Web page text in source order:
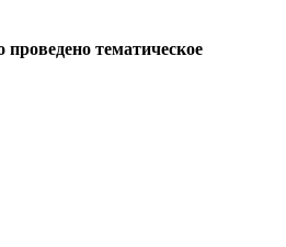
тематическое